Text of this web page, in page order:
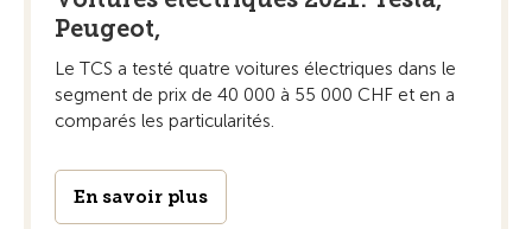
Peugeot,
Le TCS a testé quatre voitures électriques dans le
segment de prix de 40 000 à 55 000 CHF et en a
comparés les particularités.
En savoir plus